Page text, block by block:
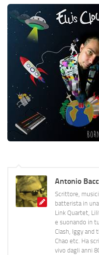
Antonio
Scrittore,
batterista in
Link Quartet,
e suonando in
Clash, Iggy and
Chao etc. Ha
vivo dagli anni